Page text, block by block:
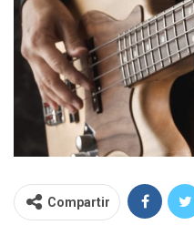
Compartir